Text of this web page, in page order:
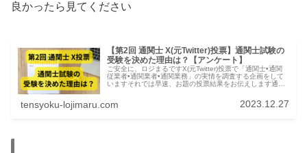
良かったら見てください
【第2回 通関士 X(元Twitter)投票】通関士試験の
受験を決めた理由は？【アンケート】
ご安全に、ロジまるですX(元Twitter)投票で「通関士•通関
従業者•通関業者•通関業務」の実情を調査する企画をして
いますそれでは早速、お題の投票結果をお伝えします通関
tensyoku-lojimaru.com 2023.12.27